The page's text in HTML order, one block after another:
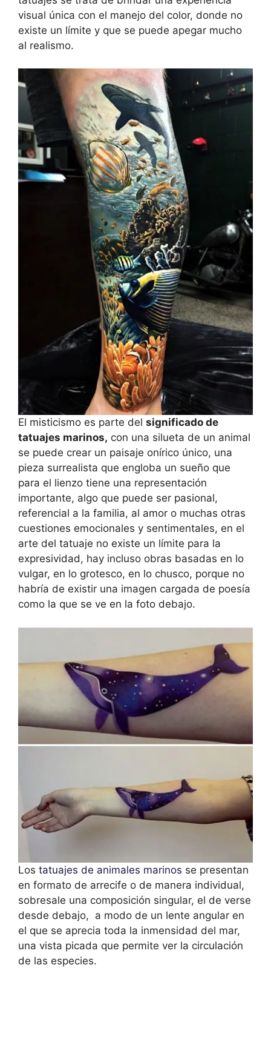
visual única con el manejo del color, donde no
existe un límite y que se puede apegar mucho
al realismo.
El misticismo es parte del significado de
tatuajes marinos, con una silueta de un animal
se puede crear un paisaje onírico único, una
pieza surrealista que engloba un sueño que
para el lienzo tiene una representación
importante, algo que puede ser pasional,
referencial a la familia, al amor o muchas otras
cuestiones emocionales y sentimentales, en el
arte del tatuaje no existe un límite para la
expresividad, hay incluso obras basadas en lo
vulgar, en lo grotesco, en lo chusco, porque no
habría de existir una imagen cargada de poesía
como la que se ve en la foto debajo.
Los tatuajes de animales marinos se presentan
en formato de arrecife o de manera individual,
sobresale una composición singular, el de verse
desde debajo, a modo de un lente angular en
el que se aprecia toda la inmensidad del mar,
una vista picada que permite ver la circulación
de las especies.